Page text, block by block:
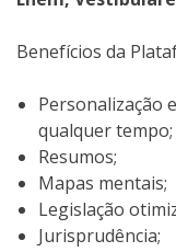
Benefícios da
Personalização
qualquer tempo;
Resumos;
Mapas mentais;
Legislação
Jurisprudência;